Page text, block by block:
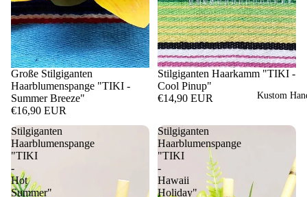
Kustom
Große Stilgiganten
Haarblumenspange "TIKI -
Summer Breeze"
€16,90 EUR
Stilgiganten Haarkamm "TIKI -
Cool Pinup"
€14,90 EUR
Stilgiganten
Haarblumenspange
"TIKI
-
Hot
Summer"
Stilgiganten
Haarblumenspange
"TIKI
-
Hawaii
Holiday"